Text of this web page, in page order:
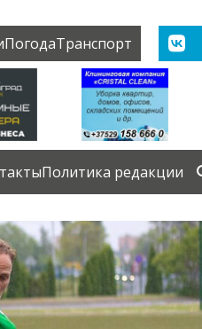
ПогодаТранспорт
Политика редакции